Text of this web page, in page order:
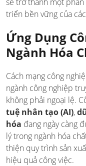
triển bền vững của
Ứng Dụng
Ngành Hóa
Cách mạng công
ngành công nghiệp
không phải ngoại lệ.
tuệ nhân tạo (AI),
hóa đang ngày càng
lý trong ngành hóa
thiện quy trình sản
hiệu quả công việc.